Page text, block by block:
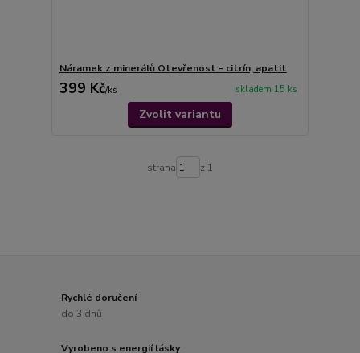
Náramek z minerálů Otevřenost - citrín, apatit
399 Kč/ks skladem 15 ks
Zvolit variantu
strana z 1
Rychlé doručení
do 3 dnů
Vyrobeno s energií lásky